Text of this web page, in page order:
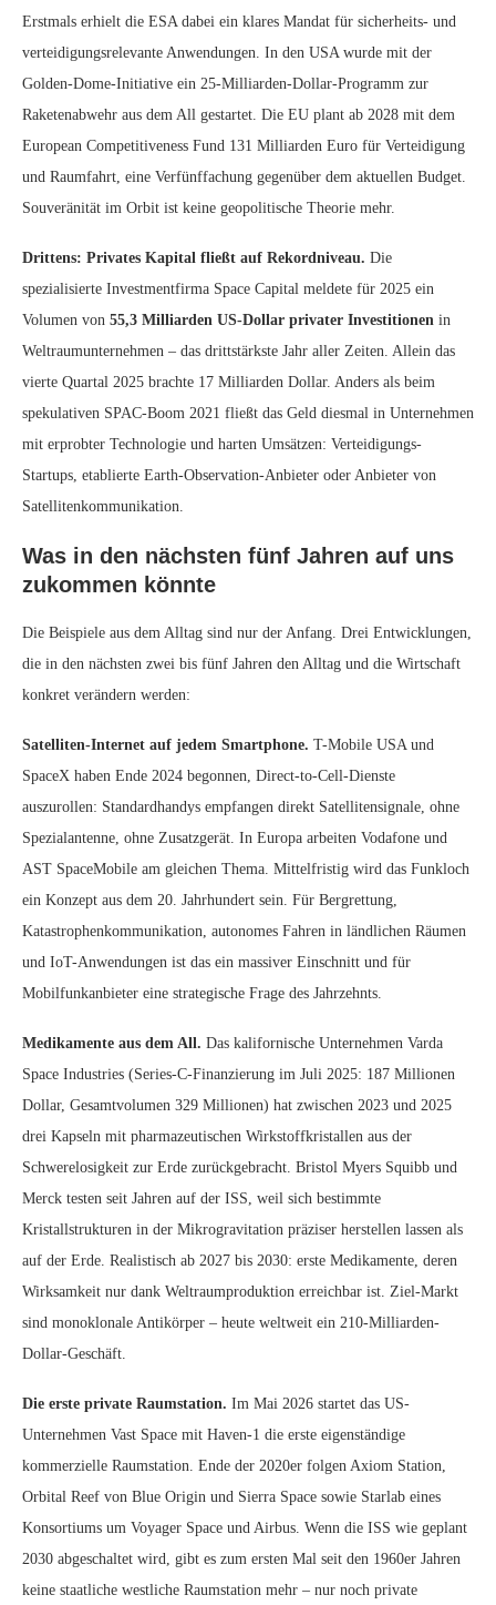
Erstmals erhielt die ESA dabei ein klares Mandat für sicherheits- und
verteidigungsrelevante Anwendungen. In den USA wurde mit der
Golden-Dome-Initiative ein 25-Milliarden-Dollar-Programm zur
Raketenabwehr aus dem All gestartet. Die EU plant ab 2028 mit dem
European Competitiveness Fund 131 Milliarden Euro für Verteidigung
und Raumfahrt, eine Verfünffachung gegenüber dem aktuellen Budget.
Souveränität im Orbit ist keine geopolitische Theorie mehr.
Drittens: Privates Kapital fließt auf Rekordniveau. Die
spezialisierte Investmentfirma Space Capital meldete für 2025 ein
Volumen von 55,3 Milliarden US-Dollar privater Investitionen in
Weltraumunternehmen – das drittstärkste Jahr aller Zeiten. Allein das
vierte Quartal 2025 brachte 17 Milliarden Dollar. Anders als beim
spekulativen SPAC-Boom 2021 fließt das Geld diesmal in Unternehmen
mit erprobter Technologie und harten Umsätzen: Verteidigungs-
Startups, etablierte Earth-Observation-Anbieter oder Anbieter von
Satellitenkommunikation.
Was in den nächsten fünf Jahren auf uns
zukommen könnte
Die Beispiele aus dem Alltag sind nur der Anfang. Drei Entwicklungen,
die in den nächsten zwei bis fünf Jahren den Alltag und die Wirtschaft
konkret verändern werden:
Satelliten-Internet auf jedem Smartphone. T-Mobile USA und
SpaceX haben Ende 2024 begonnen, Direct-to-Cell-Dienste
auszurollen: Standardhandys empfangen direkt Satellitensignale, ohne
Spezialantenne, ohne Zusatzgerät. In Europa arbeiten Vodafone und
AST SpaceMobile am gleichen Thema. Mittelfristig wird das Funkloch
ein Konzept aus dem 20. Jahrhundert sein. Für Bergrettung,
Katastrophenkommunikation, autonomes Fahren in ländlichen Räumen
und IoT-Anwendungen ist das ein massiver Einschnitt und für
Mobilfunkanbieter eine strategische Frage des Jahrzehnts.
Medikamente aus dem All. Das kalifornische Unternehmen Varda
Space Industries (Series-C-Finanzierung im Juli 2025: 187 Millionen
Dollar, Gesamtvolumen 329 Millionen) hat zwischen 2023 und 2025
drei Kapseln mit pharmazeutischen Wirkstoffkristallen aus der
Schwerelosigkeit zur Erde zurückgebracht. Bristol Myers Squibb und
Merck testen seit Jahren auf der ISS, weil sich bestimmte
Kristallstrukturen in der Mikrogravitation präziser herstellen lassen als
auf der Erde. Realistisch ab 2027 bis 2030: erste Medikamente, deren
Wirksamkeit nur dank Weltraumproduktion erreichbar ist. Ziel-Markt
sind monoklonale Antikörper – heute weltweit ein 210-Milliarden-
Dollar-Geschäft.
Die erste private Raumstation. Im Mai 2026 startet das US-
Unternehmen Vast Space mit Haven-1 die erste eigenständige
kommerzielle Raumstation. Ende der 2020er folgen Axiom Station,
Orbital Reef von Blue Origin und Sierra Space sowie Starlab eines
Konsortiums um Voyager Space und Airbus. Wenn die ISS wie geplant
2030 abgeschaltet wird, gibt es zum ersten Mal seit den 1960er Jahren
keine staatliche westliche Raumstation mehr – nur noch private